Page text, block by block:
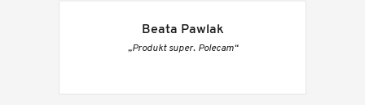
Beata Pawlak
„Produkt super. Polecam“